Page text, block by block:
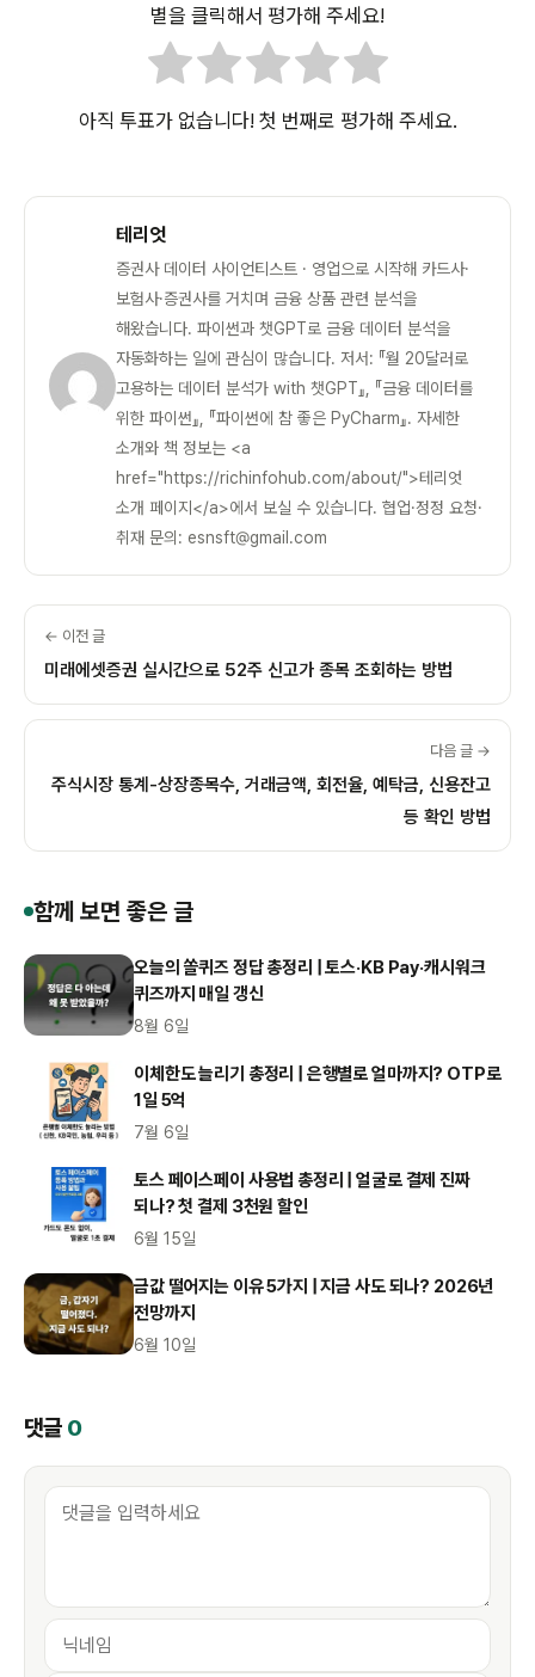
별을 클릭해서 평가해 주세요!
아직 투표가 없습니다! 첫 번째로 평가해 주세요.
테리엇
증권사 데이터 사이언티스트 · 영업으로 시작해 카드사·
보험사·증권사를 거치며 금융 상품 관련 분석을
해왔습니다. 파이썬과 챗GPT로 금융 데이터 분석을
자동화하는 일에 관심이 많습니다. 저서: 『월 20달러로
고용하는 데이터 분석가 with 챗GPT』, 『금융 데이터를
위한 파이썬』, 『파이썬에 참 좋은 PyCharm』. 자세한
소개와 책 정보는 <a
href="https://richinfohub.com/about/">테리엇
소개 페이지</a>에서 보실 수 있습니다. 협업·정정 요청·
취재 문의: esnsft@gmail.com
← 이전 글
미래에셋증권 실시간으로 52주 신고가 종목 조회하는 방법
다음 글 →
주식시장 통계-상장종목수, 거래금액, 회전율, 예탁금, 신용잔고
등 확인 방법
함께 보면 좋은 글
오늘의 쏠퀴즈 정답 총정리 | 토스·KB Pay·캐시워크
퀴즈까지 매일 갱신
8월 6일
이체한도 늘리기 총정리 | 은행별로 얼마까지? OTP로
1일 5억
7월 6일
토스 페이스페이 사용법 총정리 | 얼굴로 결제 진짜
되나? 첫 결제 3천원 할인
6월 15일
금값 떨어지는 이유 5가지 | 지금 사도 되나? 2026년
전망까지
6월 10일
댓글 0